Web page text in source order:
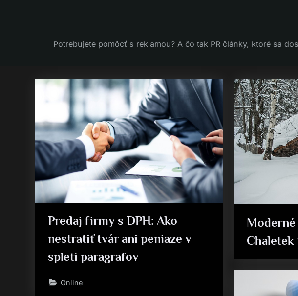
Potrebujete pomôcť s reklamou? A čo tak PR články, ktoré sa
Predaj firmy s DPH: Ako
nestratiť tvár ani peniaze v
spleti paragrafov
Online
Moderné
Chaletek